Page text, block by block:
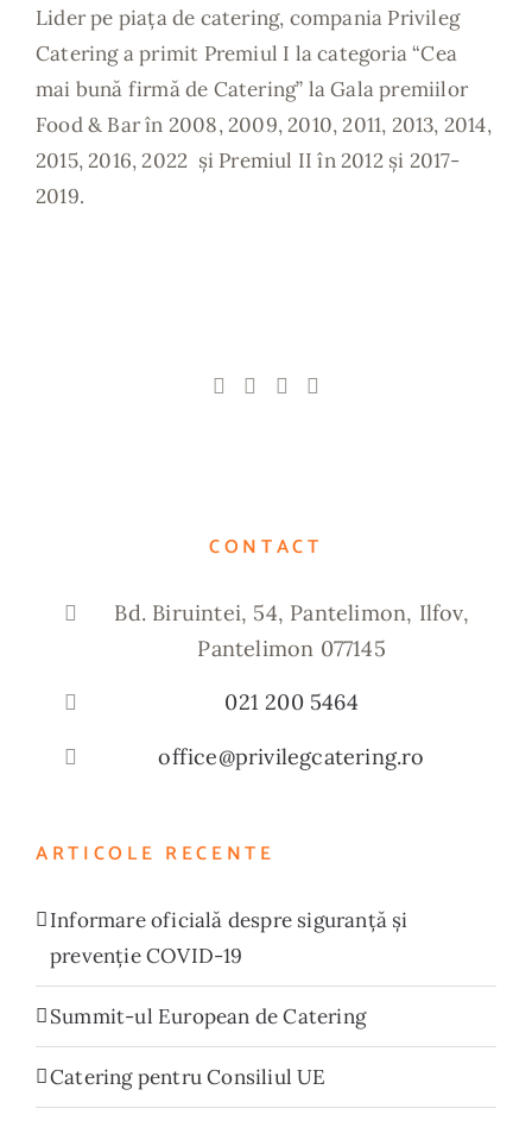
Lider pe piața de catering, compania Privileg
Catering a primit Premiul I la categoria “Cea
mai bună firmă de Catering” la Gala premiilor
Food & Bar în 2008, 2009, 2010, 2011, 2013, 2014,
2015, 2016, 2022 și Premiul II în 2012 și 2017-
2019.
CONTACT
Bd. Biruintei, 54, Pantelimon, Ilfov,
Pantelimon 077145
021 200 5464
office@privilegcatering.ro
ARTICOLE RECENTE
Informare oficială despre siguranță și
prevenție COVID-19
Summit-ul European de Catering
Catering pentru Consiliul UE